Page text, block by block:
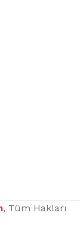
, Tüm Hakları